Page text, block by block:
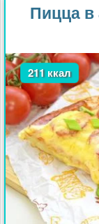
Пицца в
211 ккал